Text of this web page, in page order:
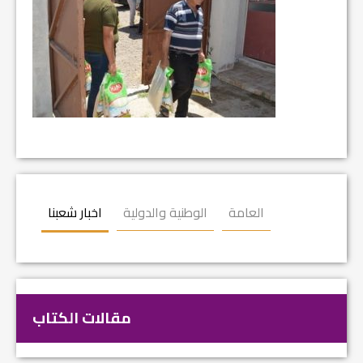
اخبار شعبنا الوطنية والدولية العامة
مقالات الكتاب